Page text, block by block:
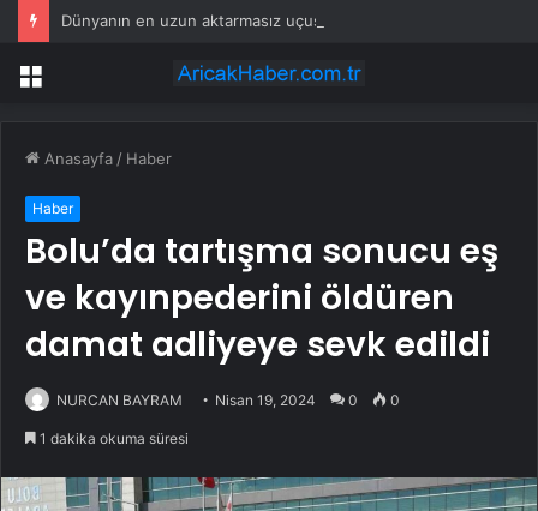
Menü
Anasayfa / Haber
Haber
Bolu’da tartışma sonucu eş
ve kayınpederini öldüren
damat adliyeye sevk edildi
NURCAN BAYRAM Nisan 19, 2024 0 0
1 dakika okuma süresi